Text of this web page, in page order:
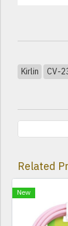
Kirlin CV-
Related
New